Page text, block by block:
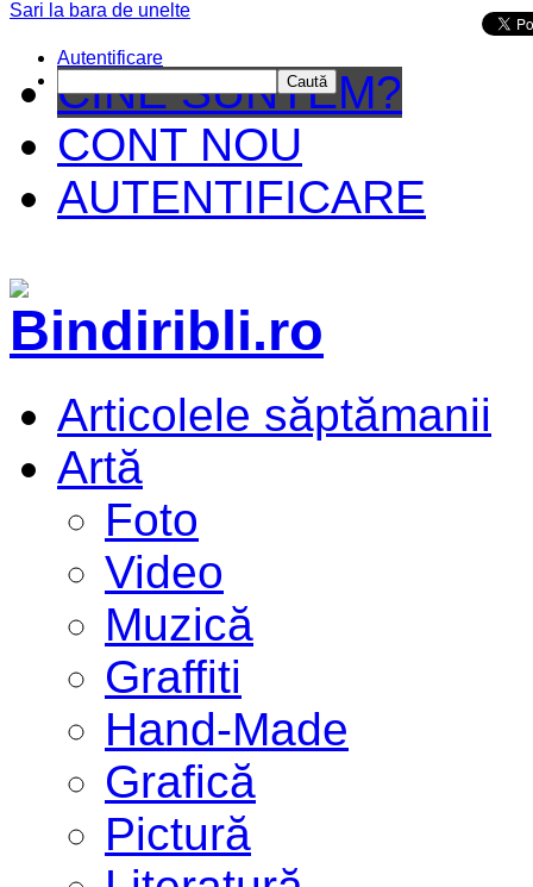
CINE SUNTEM?
CONT NOU
AUTENTIFICARE
Articolele săptămanii
Artă
Foto
Video
Muzică
Graffiti
Hand-Made
Grafică
Pictură
Sari la bara de unelte
Autentificare
Caută